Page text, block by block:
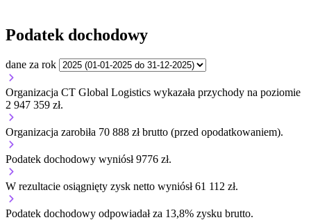
Podatek dochodowy
dane za rok
Organizacja CT Global Logistics wykazała przychody na poziomie
2 947 359 zł.
Organizacja zarobiła 70 888 zł brutto (przed opodatkowaniem).
Podatek dochodowy wyniósł 9776 zł.
W rezultacie osiągnięty zysk netto wyniósł 61 112 zł.
Podatek dochodowy odpowiadał za 13,8% zysku brutto.